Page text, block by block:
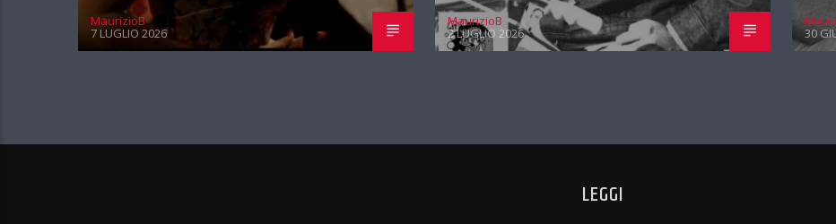
MaurizioB
7 LUGLIO 2026
MaurizioB
2 LUGLIO 2026 30
LEGGI